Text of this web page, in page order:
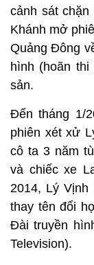
cảnh sát chặn
Khánh mở
Quảng Đông
hình (hoãn
sản.
Đến tháng 1/
phiên xét xử
cô ta 3 năm
và chiếc xe
2014, Lý Vịnh
thay tên đổi
Đài truyền
Television).